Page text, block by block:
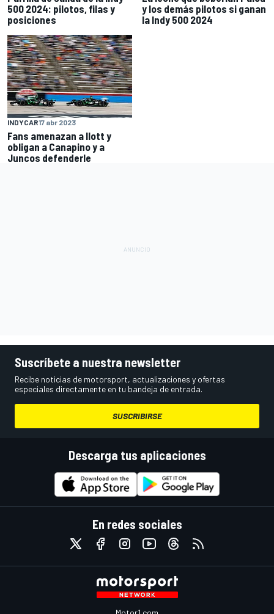
500 2024: pilotos, filas y
posiciones
y los demás pilotos si ganan
la Indy 500 2024
INDYCAR17 abr 2023
Fans amenazan a Ilott y
obligan a Canapino y a
Juncos defenderle
Suscríbete a nuestra newsletter
Recibe noticias de motorsport, actualizaciones y ofertas
especiales directamente en tu bandeja de entrada.
SUSCRIBIRSE
Descarga tus aplicaciones
En redes sociales